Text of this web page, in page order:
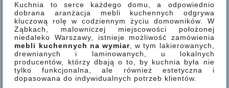
Kuchnia to serce każdego domu, a odpowiednio
dobrana aranżacja mebli kuchennych odgrywa
kluczową rolę w codziennym życiu domowników. W
Ząbkach, malowniczej miejscowości położonej
niedaleko Warszawy, istnieje możliwość zamówienia
mebli kuchennych na wymiar, w tym lakierowanych,
drewnianych i laminowanych, u lokalnych
producentów, którzy dbają o to, by kuchnia była nie
tylko funkcjonalna, ale również estetyczna i
dopasowana do indywidualnych potrzeb klientów.